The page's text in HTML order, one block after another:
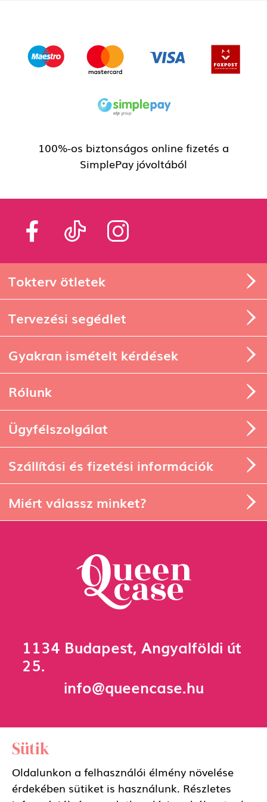
100%-os biztonságos online fizetés a
SimplePay jóvoltából
Tokterv ötletek
Tervezési segédlet
Gyakran ismételt kérdések
Rólunk
Ügyfélszolgálat
Szállítási és fizetési információk
Miért válassz minket?
1134 Budapest, Angyalföldi út
25.
info@queencase.hu
Adatkezelési szabályzat
Sütik
Oldalunkon a felhasználói élmény növelése
érdekében sütiket is használunk. Részletes